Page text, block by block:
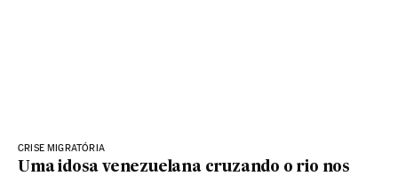
CRISE MIGRATÓRIA
Uma idosa venezuelana cruzando o rio nos